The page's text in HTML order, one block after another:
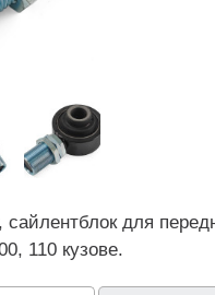
для
110 кузове.